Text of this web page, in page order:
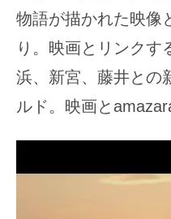
物語が描かれた映像
り。映画とリンクす
浜、新宮、藤井との
ルド。映画と